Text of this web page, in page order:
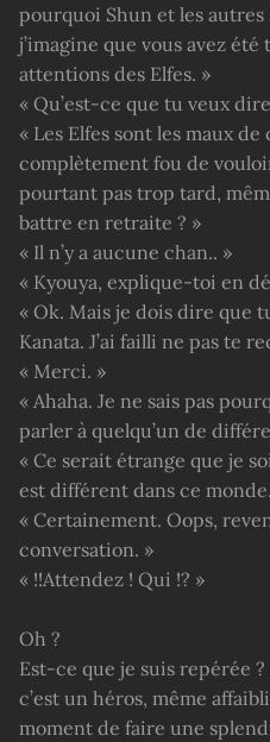
pourquoi Shun et les
j’imagine que vous avez
attentions des Elfes. »
« Qu’est-ce que tu veux
« Les Elfes sont les maux
complètement fou de
pourtant pas trop tard,
battre en retraite ? »
« Il n’y a aucune chan.. »
« Kyouya, explique-toi en
« Ok. Mais je dois dire que
Kanata. J’ai failli ne pas te
« Merci. »
« Ahaha. Je ne sais pas
parler à quelqu’un de
« Ce serait étrange que je
est différent dans ce
« Certainement. Oops,
conversation. »
« !!Attendez ! Qui !? »
Oh ?
Est-ce que je suis repérée ?
c’est un héros, même
moment de faire une